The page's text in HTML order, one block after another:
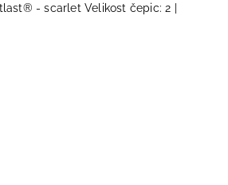
- scarlet Velikost čepic: 2 |